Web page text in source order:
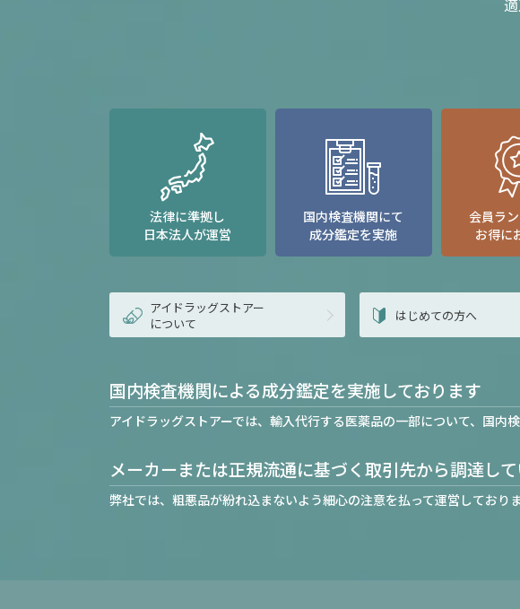
法律に準拠し
日本法人が運営
国内検査機関にて
成分鑑定を実施
会員ラ
お得に
アイドラッグストアー
について
はじめての方へ
国内検査機関による成分鑑定を実施しております
アイドラッグストアーでは、輸入代行する医薬品の一部について、国内
メーカーまたは正規流通に基づく取引先から調達し
弊社では、粗悪品が紛れ込まないよう細心の注意を払って運営しておりま